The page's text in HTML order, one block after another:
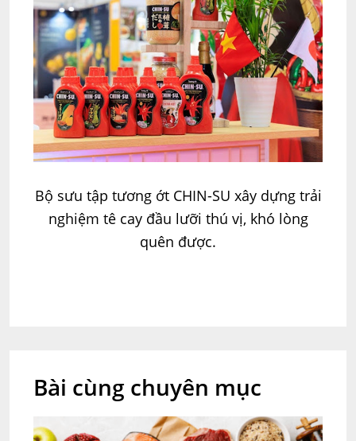
Bộ sưu tập tương ớt CHIN-SU xây dựng trải
nghiệm tê cay đầu lưỡi thú vị, khó lòng
quên được.
Bài cùng chuyên mục